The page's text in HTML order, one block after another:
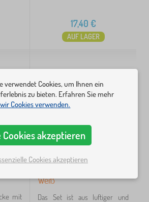
filters
17,40 €
AUF LAGER
mit
Weiß
Das Set ist aus luftiger und
verwendet Cookies, um Ihnen ein
zu bieten. Erfahren Sie mehr
Cookies verwenden.
Cookies akzeptieren
Cookies akzeptieren